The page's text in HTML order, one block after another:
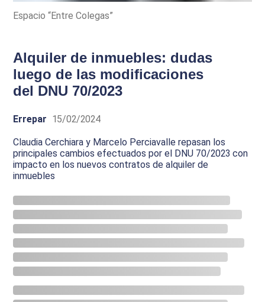
Espacio “Entre Colegas”
Alquiler de inmuebles: dudas
luego de las modificaciones
del DNU 70/2023
Errepar 15/02/2024
Claudia Cerchiara y Marcelo Perciavalle repasan los
principales cambios efectuados por el DNU 70/2023 con
impacto en los nuevos contratos de alquiler de
inmuebles